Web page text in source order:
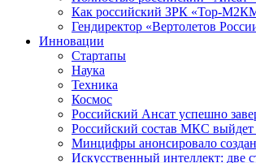
Как российский ЗРК «Тор-
Гендиректор «Вертолетов
Инновации
Стартапы
Наука
Техника
Космос
Российский Ансат успешно
Российский состав МКС
Минцифры анонсировало
Искусственный интеллект: две